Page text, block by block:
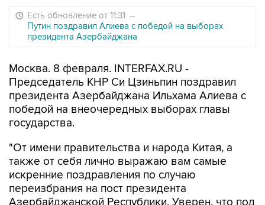
Есть обновление от 11:31 →
Путин поздравил Алиева с победой на выборах
президента Азербайджана
Москва. 8 февраля. INTERFAX.RU -
Председатель КНР Си Цзиньпин поздравил
президента Азербайджана Ильхама Алиева с
победой на внеочередных выборах главы
государства.
"От имени правительства и народа Китая, а
также от себя лично выражаю вам самые
искренние поздравления по случаю
переизбрания на пост президента